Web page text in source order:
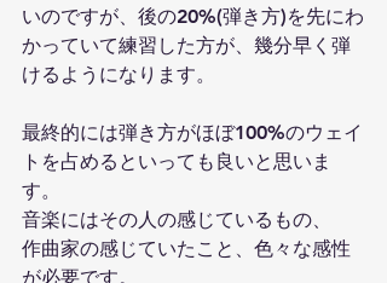
いのですが、後の20%(弾き方)を先にわ
かっていて練習した方が、幾分早く弾
けるようになります。
最終的には弾き方がほぼ100%のウェイ
トを占めるといっても良いと思いま
す。
音楽にはその人の感じているもの、
作曲家の感じていたこと、色々な感性
が必要です。